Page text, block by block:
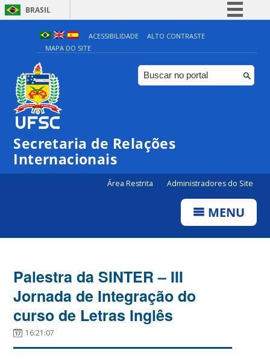
BRASIL
Simplifique!
Comunica BR
Participe
ACESSIBILIDADE
ALTO CONTRASTE
MAPA DO SITE
Secretaria de Relações
Internacionais
Área Restrita Administradores do Site
MENU
Palestra da SINTER – III
Jornada de Integração do
curso de Letras Inglês
16:21:07